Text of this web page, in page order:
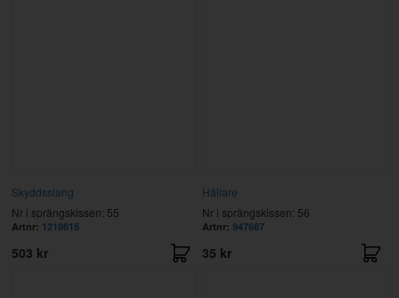
Skyddsslang
Nr i sprängskissen: 55
Artnr: 1219815
503 kr
Hållare
Nr i sprängskissen: 56
Artnr: 947687
35 kr